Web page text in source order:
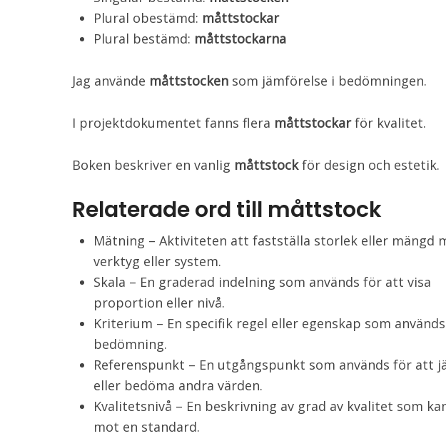
Plural obestämd: måttstockar
Plural bestämd: måttstockarna
Jag använde måttstocken som jämförelse i bedömningen.
I projektdokumentet fanns flera måttstockarför kvalitet.
Boken beskriver en vanlig måttstockför design och estetik.
Relaterade ord till måttstock
Mätning – Aktiviteten att fastställa storlek eller mängd
verktyg eller system.
Skala – En graderad indelning som används för att visa
proportion eller nivå.
Kriterium – En specifik regel eller egenskap som
bedömning.
Referenspunkt – En utgångspunkt som används för att
eller bedöma andra värden.
Kvalitetsnivå – En beskrivning av grad av kvalitet som
mot en standard.